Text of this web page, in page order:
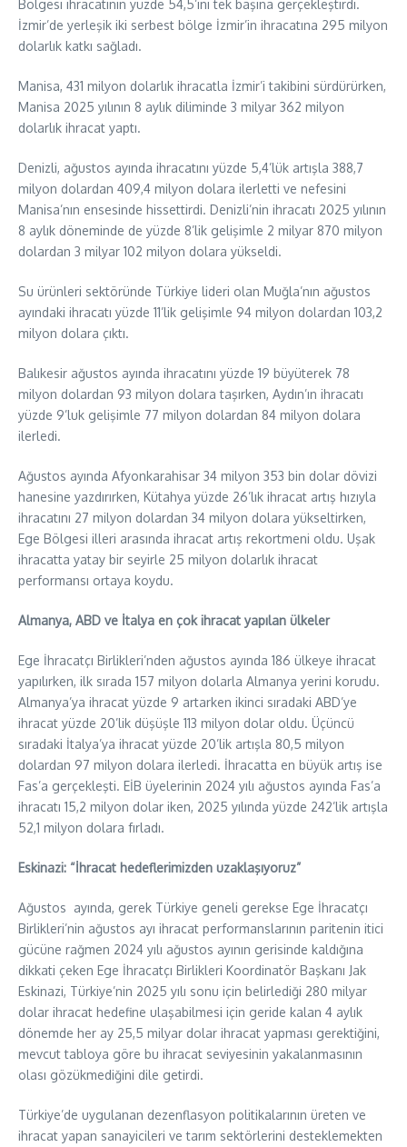
Bölgesi ihracatının yüzde 54,5’ini tek başına gerçekleştirdi.
İzmir’de yerleşik iki serbest bölge İzmir’in ihracatına 295 milyon
dolarlık katkı sağladı.
Manisa, 431 milyon dolarlık ihracatla İzmir’i takibini sürdürürken,
Manisa 2025 yılının 8 aylık diliminde 3 milyar 362 milyon
dolarlık ihracat yaptı.
Denizli, ağustos ayında ihracatını yüzde 5,4’lük artışla 388,7
milyon dolardan 409,4 milyon dolara ilerletti ve nefesini
Manisa’nın ensesinde hissettirdi. Denizli’nin ihracatı 2025 yılının
8 aylık döneminde de yüzde 8’lik gelişimle 2 milyar 870 milyon
dolardan 3 milyar 102 milyon dolara yükseldi.
Su ürünleri sektöründe Türkiye lideri olan Muğla’nın ağustos
ayındaki ihracatı yüzde 11’lik gelişimle 94 milyon dolardan 103,2
milyon dolara çıktı.
Balıkesir ağustos ayında ihracatını yüzde 19 büyüterek 78
milyon dolardan 93 milyon dolara taşırken, Aydın’ın ihracatı
yüzde 9’luk gelişimle 77 milyon dolardan 84 milyon dolara
ilerledi.
Ağustos ayında Afyonkarahisar 34 milyon 353 bin dolar dövizi
hanesine yazdırırken, Kütahya yüzde 26’lık ihracat artış hızıyla
ihracatını 27 milyon dolardan 34 milyon dolara yükseltirken,
Ege Bölgesi illeri arasında ihracat artış rekortmeni oldu. Uşak
ihracatta yatay bir seyirle 25 milyon dolarlık ihracat
performansı ortaya koydu.
Almanya, ABD ve İtalya en çok ihracat yapılan ülkeler
Ege İhracatçı Birlikleri’nden ağustos ayında 186 ülkeye ihracat
yapılırken, ilk sırada 157 milyon dolarla Almanya yerini korudu.
Almanya’ya ihracat yüzde 9 artarken ikinci sıradaki ABD’ye
ihracat yüzde 20’lik düşüşle 113 milyon dolar oldu. Üçüncü
sıradaki İtalya’ya ihracat yüzde 20’lik artışla 80,5 milyon
dolardan 97 milyon dolara ilerledi. İhracatta en büyük artış ise
Fas’a gerçekleşti. EİB üyelerinin 2024 yılı ağustos ayında Fas’a
ihracatı 15,2 milyon dolar iken, 2025 yılında yüzde 242’lik artışla
52,1 milyon dolara fırladı.
Eskinazi: “İhracat hedeflerimizden uzaklaşıyoruz”
Ağustos ayında, gerek Türkiye geneli gerekse Ege İhracatçı
Birlikleri’nin ağustos ayı ihracat performanslarının paritenin itici
gücüne rağmen 2024 yılı ağustos ayının gerisinde kaldığına
dikkati çeken Ege İhracatçı Birlikleri Koordinatör Başkanı Jak
Eskinazi, Türkiye’nin 2025 yılı sonu için belirlediği 280 milyar
dolar ihracat hedefine ulaşabilmesi için geride kalan 4 aylık
dönemde her ay 25,5 milyar dolar ihracat yapması gerektiğini,
mevcut tabloya göre bu ihracat seviyesinin yakalanmasının
olası gözükmediğini dile getirdi.
Türkiye’de uygulanan dezenflasyon politikalarının üreten ve
ihracat yapan sanayicileri ve tarım sektörlerini desteklemekten